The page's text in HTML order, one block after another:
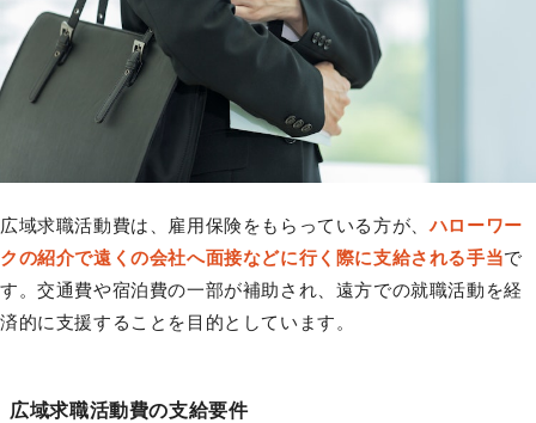
広域求職活動費は、雇用保険をもらっている方が、ハローワー
クの紹介で遠くの会社へ面接などに行く際に支給される手当で
す。交通費や宿泊費の一部が補助され、遠方での就職活動を経
済的に支援することを目的としています。
広域求職活動費の支給要件